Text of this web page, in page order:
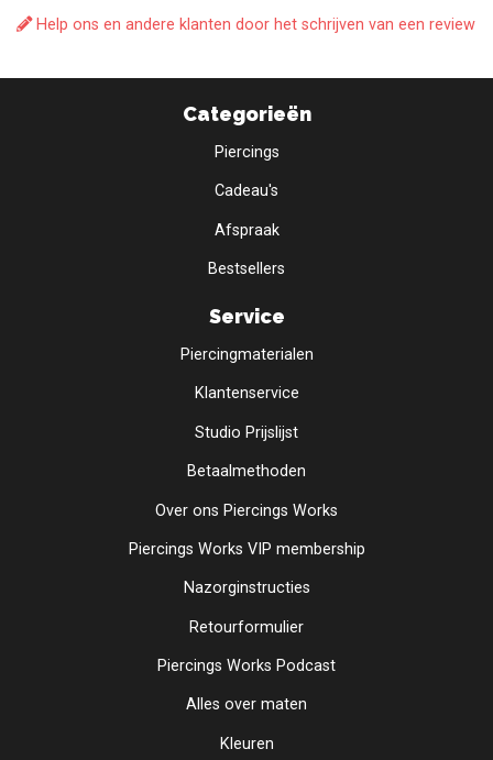
Help ons en andere klanten door het schrijven van een review
Categorieën
Piercings
Cadeau's
Afspraak
Bestsellers
Service
Piercingmaterialen
Klantenservice
Studio Prijslijst
Betaalmethoden
Over ons Piercings Works
Piercings Works VIP membership
Nazorginstructies
Retourformulier
Piercings Works Podcast
Alles over maten
Kleuren